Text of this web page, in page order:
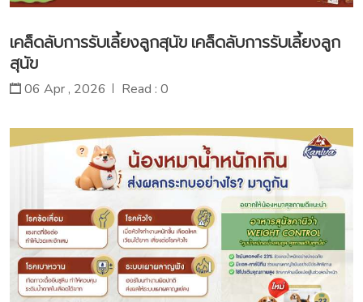
เคล็ดลับการรับเลี้ยงลูกสุนัข เคล็ดลับการรับเลี้ยงลูก
สุนัข
06 Apr , 2026 Read : 0